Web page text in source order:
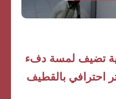
تضيف لمسة دفء
احترافي بالقطيف